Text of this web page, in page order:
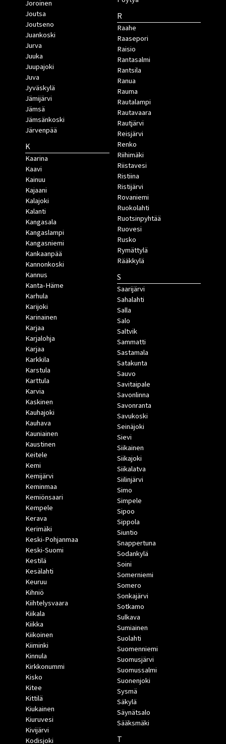
Joroinen
Joutsa
Joutseno
Juankoski
Jurva
Juuka
Juupajoki
Juva
Jyväskylä
Jämijärvi
Jämsä
Jämsänkoski
Järvenpää
K
Kaarina
Kaavi
Kainuu
Kajaani
Kalajoki
Kalanti
Kangasala
Kangaslampi
Kangasniemi
Kankaanpää
Kannonkoski
Kannus
Kanta-Häme
Karhula
Karijoki
Karinainen
Karjaa
Karjalohja
Karjaa
Karkkila
Karstula
Karttula
Karvia
Kaskinen
Kauhajoki
Kauhava
Kauniainen
Kaustinen
Keitele
Kemi
Kemijärvi
Keminmaa
Kemiönsaari
Kempele
Kerava
Kerimäki
Keski-Pohjanmaa
Keski-Suomi
Kestilä
Kesälahti
Keuruu
Kihniö
Kiihtelysvaara
Kiikala
Kiikka
Kiikoinen
Kiiminki
Kinnula
Kirkkonummi
Kisko
Kitee
Kittilä
Kiukainen
Kiuruvesi
Kivijärvi
Kodisjoki
R
Raahe
Raasepori
Raisio
Rantasalmi
Rantsila
Ranua
Rauma
Rautalampi
Rautavaara
Rautjärvi
Reisjärvi
Renko
Riihimäki
Riistavesi
Ristiina
Ristijärvi
Rovaniemi
Ruokolahti
Ruotsinpyhtää
Ruovesi
Rusko
Rymättylä
Rääkkylä
S
Saarijärvi
Sahalahti
Salla
Salo
Saltvik
Sammatti
Sastamala
Satakunta
Sauvo
Savitaipale
Savonlinna
Savonranta
Savukoski
Seinäjoki
Sievi
Siikainen
Siikajoki
Siikalatva
Siilinjärvi
Simo
Simpele
Sipoo
Sippola
Siuntio
Snappertuna
Sodankylä
Soini
Somerniemi
Somero
Sonkajärvi
Sotkamo
Sulkava
Sumiainen
Suolahti
Suomenniemi
Suomusjärvi
Suomussalmi
Suonenjoki
Sysmä
Säkylä
Säynätsalo
Sääksmäki
T